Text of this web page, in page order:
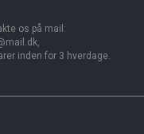
os på mail:
inden for 3 hverdage.